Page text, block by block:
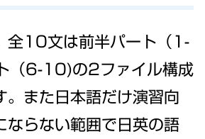
全10文は前半パート（1-
（6-10)の2ファイル構成
。また日本語だけ演習向
ならない範囲で日英の語